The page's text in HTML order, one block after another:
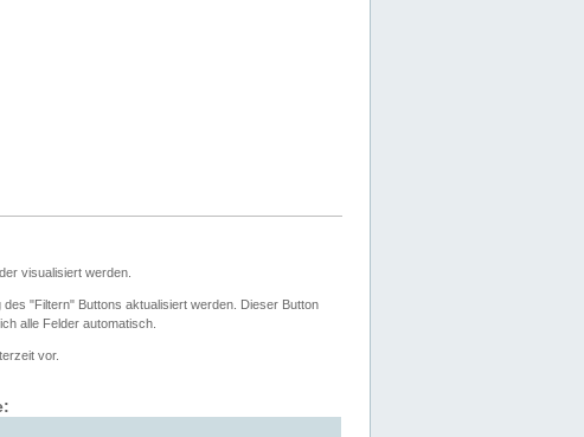
visualisiert werden.
"Filtern" Buttons aktualisiert werden. Dieser Button
alle Felder automatisch.
vor.